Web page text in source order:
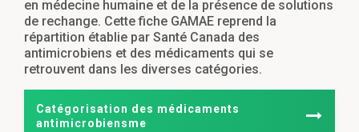
en médecine humaine et de la présence de solutions
de rechange. Cette fiche GAMAE reprend la
répartition établie par Santé Canada des
antimicrobiens et des médicaments qui se
retrouvent dans les diverses catégories.
Catégorisation des médicaments
antimicrobiensme